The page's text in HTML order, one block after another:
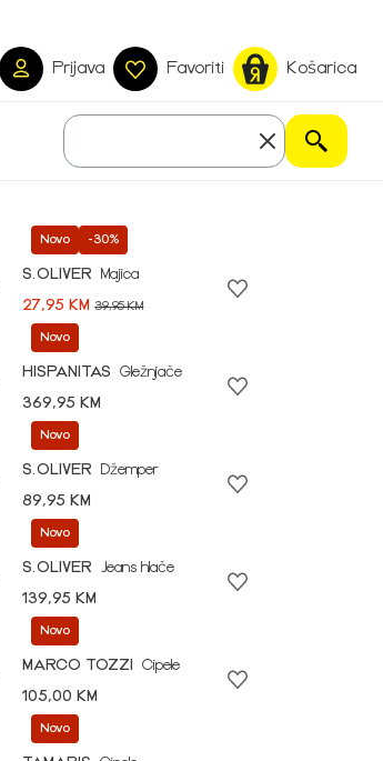
Prijava Favoriti Košarica
Novo -30%
S.OLIVER
Majica
27,95 KM39,95 KM
Novo
HISPANITAS
Gležnjače
369,95 KM
Novo
S.OLIVER
Džemper
89,95 KM
Novo
S.OLIVER
Jeans hlače
139,95 KM
Novo
MARCO TOZZI
Cipele
105,00 KM
Novo